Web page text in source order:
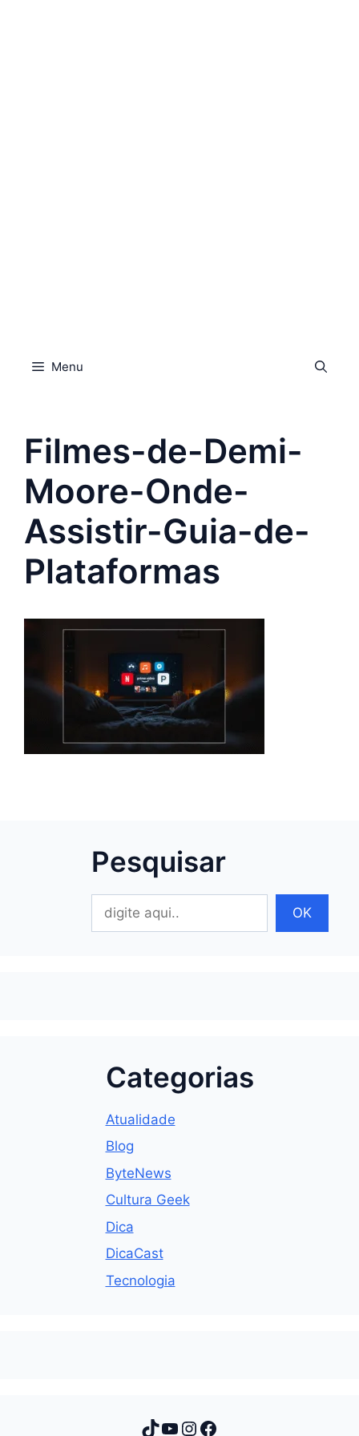
Menu
Filmes-de-Demi-
Moore-Onde-
Assistir-Guia-de-
Plataformas
Pesquisar
OK
Categorias
Atualidade
Blog
ByteNews
Cultura Geek
Dica
DicaCast
Tecnologia
TikTok
Youtube
Instagram
Facebook